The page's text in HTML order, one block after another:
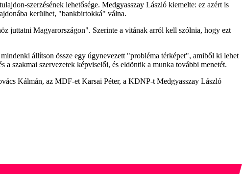
szerzésének lehetősége. Medgyasszay László kiemelte: ez azért is
kerülhet, "bankbirtokká" válna.
juttatni Magyarországon". Szerinte a vitának arról kell szólnia, hogy ezt
állítson össze egy úgynevezett "probléma térképet", amiből ki lehet
szakmai szervezetek képviselői, és eldöntik a munka további menetét.
Kálmán, az MDF-et Karsai Péter, a KDNP-t Medgyasszay László